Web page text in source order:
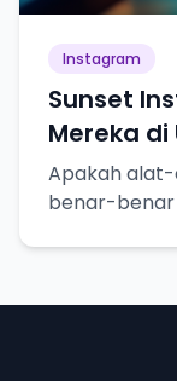
Instagram
Sunset
Mereka di
Apakah
benar-benar